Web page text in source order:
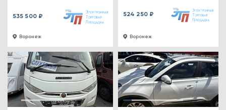
Воронеж
535 500 ₽
Воронеж
524 250 ₽